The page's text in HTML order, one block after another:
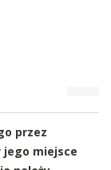
przez
jego miejsce